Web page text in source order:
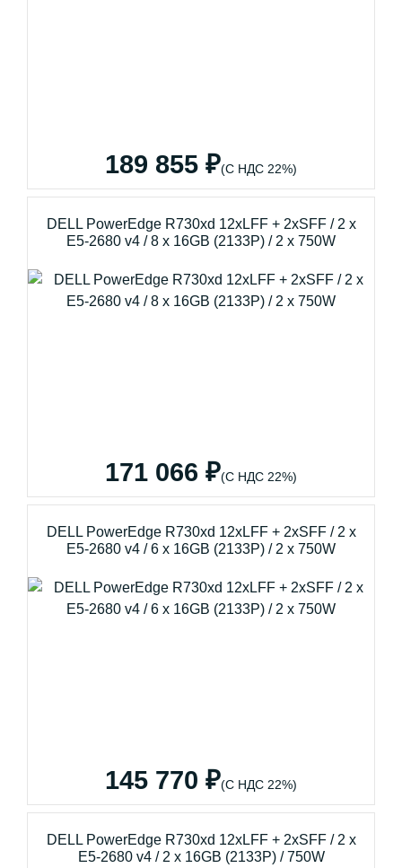
189 855 ₽(С НДС 22%)
DELL PowerEdge R730xd 12xLFF + 2xSFF / 2 x
E5-2680 v4 / 8 x 16GB (2133P) / 2 x 750W
171 066 ₽(С НДС 22%)
DELL PowerEdge R730xd 12xLFF + 2xSFF / 2 x
E5-2680 v4 / 6 x 16GB (2133P) / 2 x 750W
145 770 ₽(С НДС 22%)
DELL PowerEdge R730xd 12xLFF + 2xSFF / 2 x
E5-2680 v4 / 2 x 16GB (2133P) / 750W